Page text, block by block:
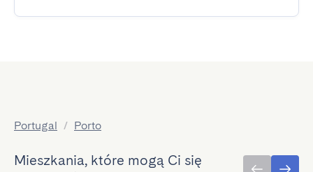
Portugal / Porto
Mieszkania, które mogą Ci się